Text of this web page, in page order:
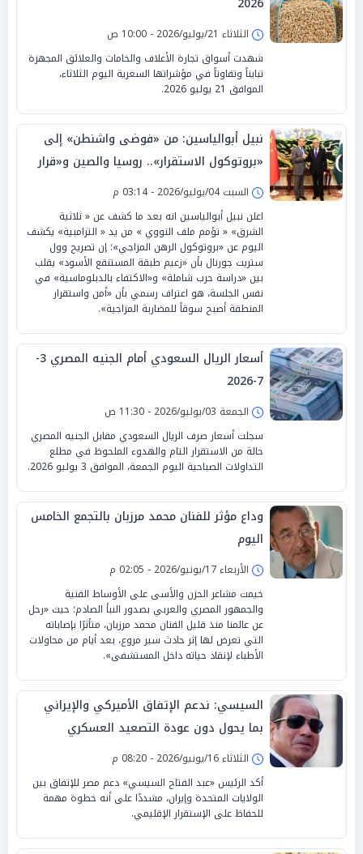
الثلاثاء 21/يوليو/2026 - 10:00 ص
شهدت أسواق تجارة الأعلاف والخامات والعلائق المجهزة
تبايناً وتفاوتاً في مؤشراتها السعرية اليوم الثلاثاء،
الموافق 21 يوليو 2026.
نبيل أبوالياسين: من «فوضى واشنطن» إلى
«بروتوكول الاستقرار».. روسيا والصين و«قرار
السيادة» بـ«تصفير القواعد»
السبت 04/يوليو/2026 - 03:14 م
اعلن نبيل أبوالياسين انه بعد ما كشف عن « ثلاثية
الشرق» « تؤمم ملف النووي » من يد « الترامبية» يكشف
اليوم عن «بروتوكول الرهن المزاجي»؛ إن تصريح وول
ستريت جورنال بأن «زعيم طبقة المستنقع الأسود» يقلب
بين «دراسة حرب شاملة» و«الاكتفاء بالدبلوماسية» في
نفس الجلسة، هو اعتراف رسمي بأن «أمن واستقرار
المنطقة أصبح سوقاً للمضاربة المزاجية».
أسعار الريال السعودي أمام الجنيه المصري 3-
7-2026
الجمعة 03/يوليو/2026 - 11:30 ص
سجلت أسعار صرف الريال السعودي مقابل الجنيه المصري
حالة من الاستقرار التام والهدوء الملحوظ في مطلع
التداولات الصباحية اليوم الجمعة، الموافق 3 يوليو 2026.
وداع مؤثر للفنان محمد مرزبان بالتجمع الخامس
اليوم
الأربعاء 17/يونيو/2026 - 02:05 م
خيمت مشاعر الحزن والأسى على الأوساط الفنية
والجمهور المصري والعربي بصدور النبأ الصادم؛ حيث «رحل
عن عالمنا منذ قليل الفنان محمد مرزبان، متأثرًا بإصاباته
التي تعرض لها إثر حادث سير مروع، بعد أيام من محاولات
الأطباء لإنقاذ حياته داخل المستشفى».
السيسي: ندعم الإتفاق الأميركي والإيراني
بما يحول دون عودة التصعيد العسكري
للمنطقة
الثلاثاء 16/يونيو/2026 - 08:20 م
أكد الرئيس «عبد الفتاح السيسي» دعم مصر للإتفاق بين
الولايات المتحدة وإيران، مشددًا على أنه خطوة مهمة
للحفاظ على الإستقرار الإقليمي.